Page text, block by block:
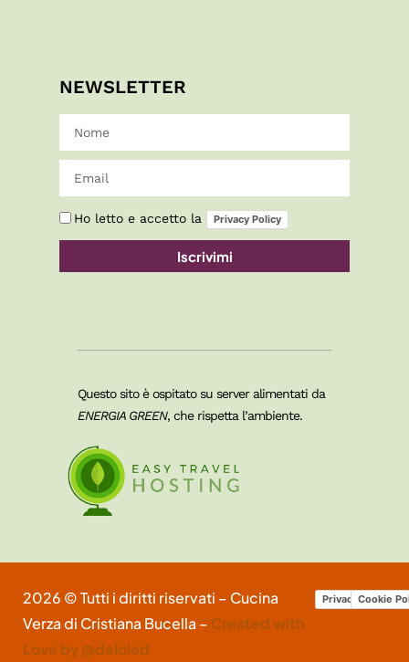
NEWSLETTER
Ho letto e accetto la Privacy Policy
Iscrivimi
Questo sito è ospitato su server alimentati da
ENERGIA GREEN, che rispetta l’ambiente.
2026 © Tutti i diritti riservati – Cucina
Verza di Cristiana Bucella – Created with
Love by @deloled
Privacy Policy
Cookie